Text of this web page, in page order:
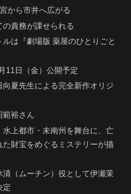
から市井へ広がる
責務が課せられる
は『劇場版 薬屋のひとりごと
11日（金）公開予定
向夏先生による完全新作オリジ
範裕さん
水上都市・未南州を舞台に、亡
た財宝をめぐるミステリーが描
清（ムーチン）役として伊瀬茉
定